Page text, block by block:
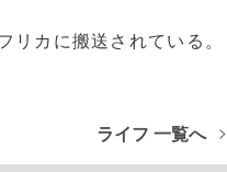
リカに搬送されている。
ライフ 一覧へ >